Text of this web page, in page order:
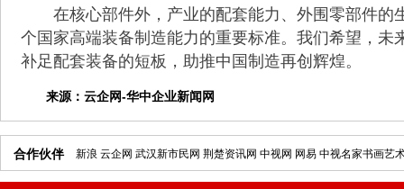
在核心部件外，产业的配套能力、外围零部件的
个国家高端装备制造能力的重要标准。我们希望，未
补足配套装备的短板，助推中国制造再创辉煌。
来源： 云企网-华中企业新闻网
合作伙伴 新浪 云企网 武汉新市民网 荆楚资讯网 中视网 网易 中视名家书画艺